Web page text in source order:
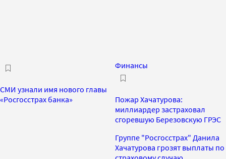
СМИ узнали имя нового главы
«Росгосстрах банка»
Финансы
Пожар Хачатурова:
миллиардер застраховал
сгоревшую Березовскую ГРЭС
Группе "Росгосстрах" Данила
Хачатурова грозят выплаты по